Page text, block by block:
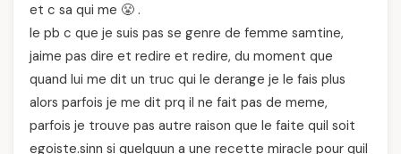
et c sa qui me 😤 .
le pb c que je suis pas se genre de femme samtine,
jaime pas dire et redire et redire, du moment que
quand lui me dit un truc qui le derange je le fais plus
alors parfois je me dit prq il ne fait pas de meme,
parfois je trouve pas autre raison que le faite quil soit
egoiste.sinn si quelquun a une recette miracle pour quil